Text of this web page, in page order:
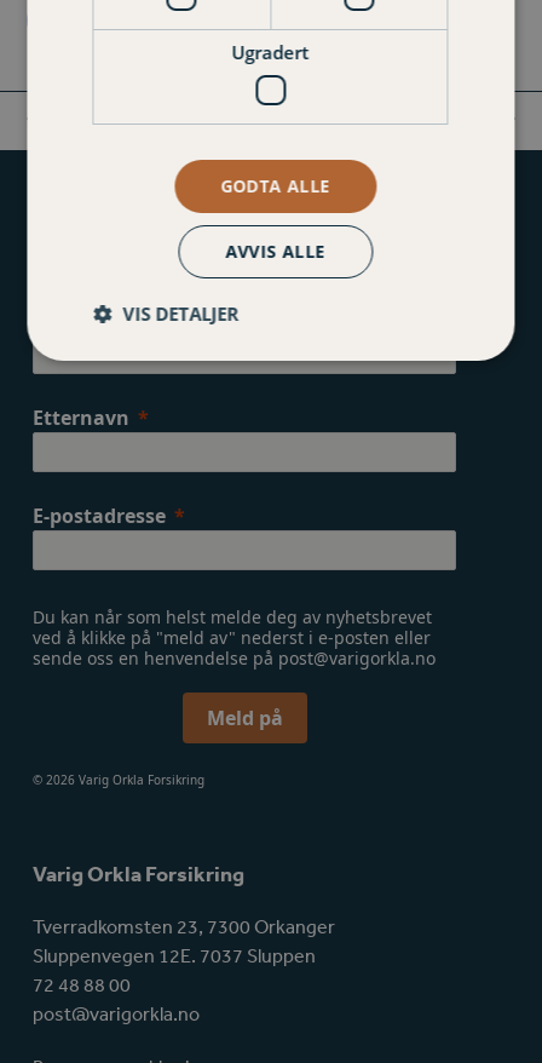
post:
Påmelding nyhetsbrev
Fornavn
Etternavn
E-postadresse
Du kan når som helst melde deg av nyhetsbrevet
ved å klikke på "meld av" nederst i e-posten eller
sende oss en henvendelse på post@varigorkla.no
Meld på
© 2026 Varig Orkla Forsikring
Varig Orkla Forsikring
Tverradkomsten 23, 7300 Orkanger
Sluppenvegen 12E. 7037 Sluppen
72 48 88 00
post@varigorkla.no
Ugradert
GODTA ALLE
AVVIS ALLE
VIS DETALJER